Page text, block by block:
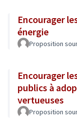
Encourager
énergie
Proposition
Encourager
publics à
vertueuses
Proposition